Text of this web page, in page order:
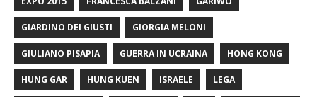
GIARDINO DEI GIUSTI GIORGIA MELONI
GIULIANO PISAPIA GUERRA IN UCRAINA HONG KONG
HUNG GAR HUNG KUEN ISRAELE LEGA